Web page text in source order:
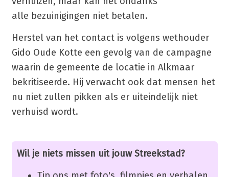
alle bezuinigingen niet betalen.
Herstel van het contact is volgens wethouder
Gido Oude Kotte een gevolg van de campagne
waarin de gemeente de locatie in Alkmaar
bekritiseerde. Hij verwacht ook dat mensen het
nu niet zullen pikken als er uiteindelijk niet
verhuisd wordt.
Wil je niets missen uit jouw Streekstad?